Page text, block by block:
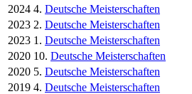
2024 4. Deutsche Meisterschaften
2023 2. Deutsche Meisterschaften
2023 1. Deutsche Meisterschaften
2020 10. Deutsche Meisterschaften
2020 5. Deutsche Meisterschaften
2019 4. Deutsche Meisterschaften